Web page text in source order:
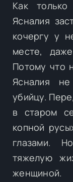
Как только
Ясналия
кочергу у
месте,
Потому что
Ясналия
убийцу.
в старом
копной
глазами.
тяжелую
женщиной.